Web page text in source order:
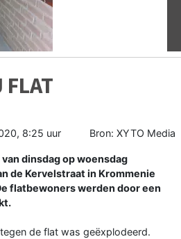
FLAT
8:25 uur Bron: XYTO Media
van dinsdag op woensdag
de Kervelstraat in Krommenie
flatbewoners werden door een
de flat was geëxplodeerd.